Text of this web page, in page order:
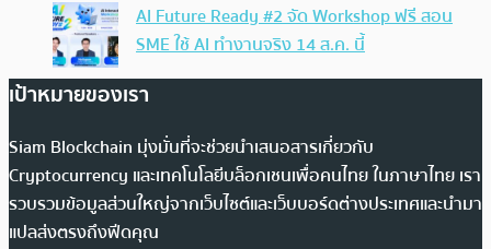
AI Future Ready #2 จัด Workshop ฟรี สอน
SME ใช้ AI ทำงานจริง 14 ส.ค. นี้
เป้าหมายของเรา
Siam Blockchain มุ่งมั่นที่จะช่วยนำเสนอสารเกี่ยวกับ
Cryptocurrency และเทคโนโลยีบล็อกเชนเพื่อคนไทย ในภาษาไทย เรา
รวบรวมข้อมูลส่วนใหญ่จากเว็บไซต์และเว็บบอร์ดต่างประเทศและนำมา
แปลส่งตรงถึงฟีดคุณ